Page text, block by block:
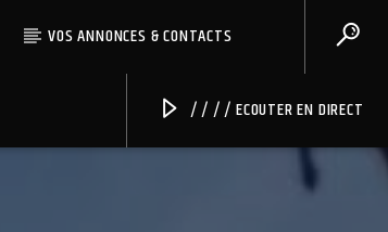
VOS ANNONCES & CONTACTS
/ / / / ECOUTER EN DIRECT